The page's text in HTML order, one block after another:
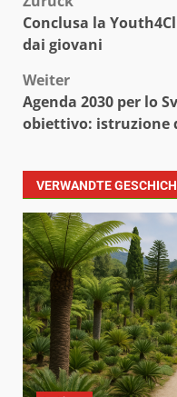
Conclusa la
dai giovani
Weiter
Agenda 2030 per lo
obiettivo: istruzione
VERWANDTE